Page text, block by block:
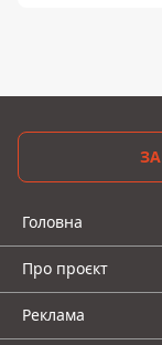
Головна
Про проєкт
Реклама